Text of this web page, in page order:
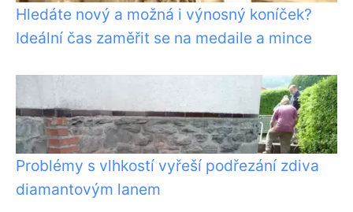
Hledáte nový a možná i výnosný koníček?
Ideální čas zaměřit se na medaile a mince
Problémy s vlhkostí vyřeší podřezání zdiva
diamantovým lanem